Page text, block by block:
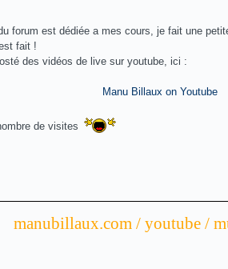
forum est dédiée a mes cours, je fait une
fait !
des vidéos de live sur youtube, ici :
Manu Billaux on Youtube
de visites
manubillaux.com / youtube /